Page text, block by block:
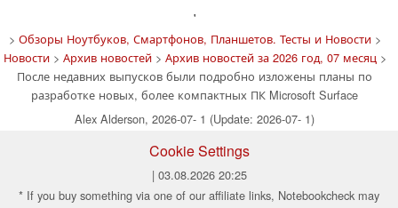
'
> Обзоры Ноутбуков, Смартфонов, Планшетов. Тесты и Новости>
Новости> Архив новостей> Архив новостей за 2026 год, 07 месяц>
После недавних выпусков были подробно изложены планы по
разработке новых, более компактных ПК Microsoft Surface
Alex Alderson, 2026-07- 1 (Update: 2026-07- 1)
Cookie Settings
| 03.08.2026 20:25
* If you buy something via one of our affiliate links, Notebookcheck may